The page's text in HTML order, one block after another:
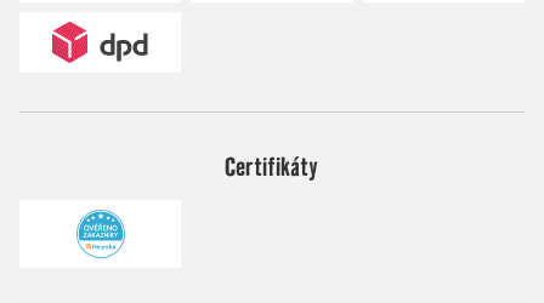
Certifikáty